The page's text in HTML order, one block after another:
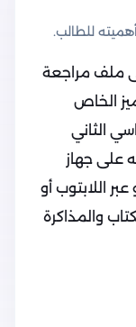
للطالب.
ملف مراجعة
الخاص
الثاني
على جهاز
اللابتوب أو
والمذاكرة